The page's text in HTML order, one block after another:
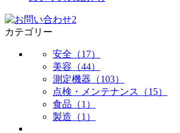
カテゴリー
安全（17）
美容（44）
測定機器（103）
点検・メンテナンス（15）
食品（1）
製造（1）